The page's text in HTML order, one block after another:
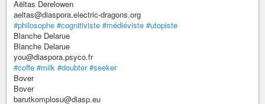
Aëltas Derelowen
aeltas@diaspora.electric-dragons.org
#philosophe #cognitiviste #médiéviste #utopiste
Blanche Delarue
Blanche Delarue
you@diaspora.psyco.fr
#coffe #milk #doubter #seeker
Bover
Bover
barutkomplosu@diasp.eu